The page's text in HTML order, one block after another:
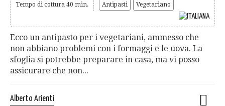
Tempo di cottura 40 min. Antipasti Vegetariano
Ecco un antipasto per i vegetariani, ammesso che
non abbiano problemi con i formaggi e le uova. La
sfoglia si potrebbe preparare in casa, ma vi posso
assicurare che non...
Alberto Arienti